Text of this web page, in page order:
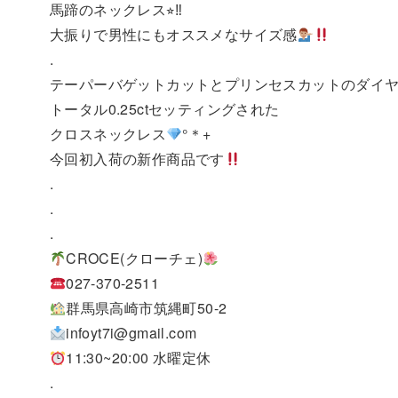
馬蹄のネックレス⭐︎‼︎
大振りで男性にもオススメなサイズ感
.
テーパーバゲットカットとプリンセスカットのダイ
トータル0.25ctセッティングされた
クロスネックレス
°＊+
今回初入荷の新作商品です
.
.
.
CROCE(クローチェ)
027-370-2511
群馬県高崎市筑縄町50-2
infoyt7i@gmail.com
11:30~20:00 水曜定休
.